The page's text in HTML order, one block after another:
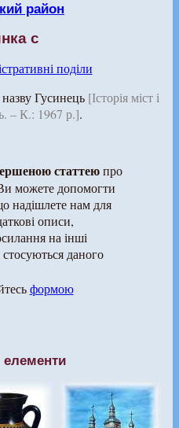
район
с
поділи
Гусинець [Історія міст і
– К.: 1967 р.].
статтеюпро
можете допомогти
надішлете нам для
описи,
на інші
стосуються даного
формою
елементи